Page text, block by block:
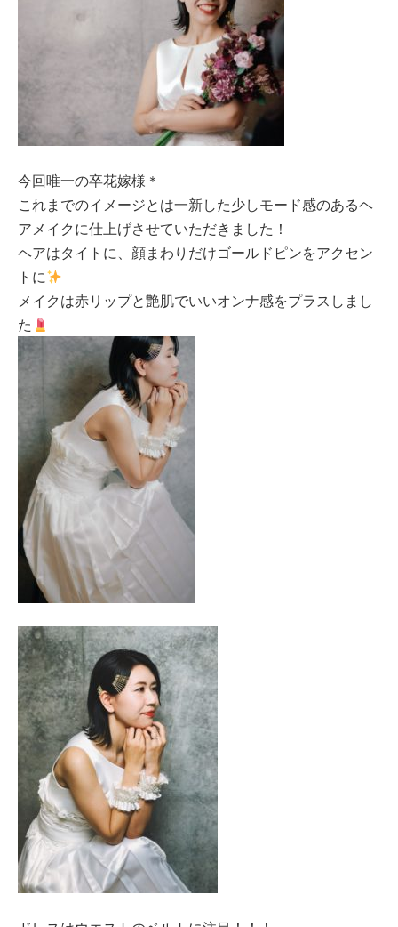
今回唯一の卒花嫁様＊
これまでのイメージとは一新した少しモード感のあるヘ
アメイクに仕上げさせていただきました！
ヘアはタイトに、顔まわりだけゴールドピンをアクセン
トに
メイクは赤リップと艶肌でいいオンナ感をプラスしまし
た